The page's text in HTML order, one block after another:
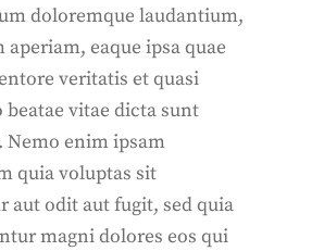
doloremque laudantium,
aperiam, eaque ipsa quae
veritatis et quasi
vitae dicta sunt
Nemo enim ipsam
quia voluptas sit
aut odit aut fugit, sed quia
magni dolores eos qui